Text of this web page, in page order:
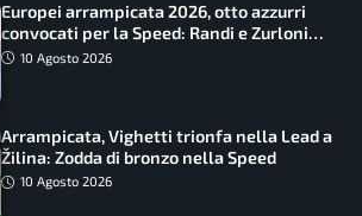
Europei arrampicata 2026, otto azzurri
convocati per la Speed: Randi e Zurloni
guidano l’Italia
10 Agosto 2026
Arrampicata, Vighetti trionfa nella Lead a
Žilina: Zodda di bronzo nella Speed
10 Agosto 2026